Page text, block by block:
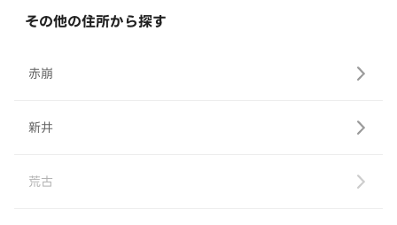
その他の住所から探す
赤崩
新井
荒古